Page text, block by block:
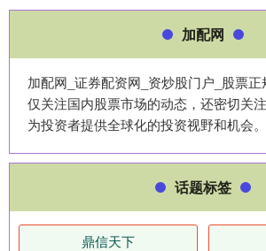
加配网
加配网_证券配资网_资炒股门户_股票
仅关注国内股票市场的动态，还密切关
为投资者提供全球化的投资视野和机会。
话题标签
鼎信天下